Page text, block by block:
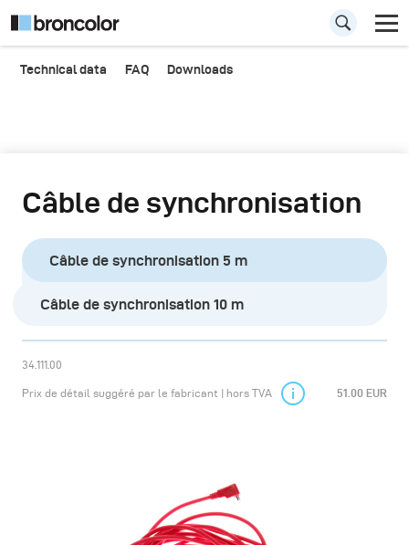
Technical data FAQ Downloads
Câble de synchronisation
Câble de synchronisation 5 m
Câble de synchronisation 10 m
34.111.00
Prix de détail suggéré par le fabricant | hors TVA 51.00 EUR